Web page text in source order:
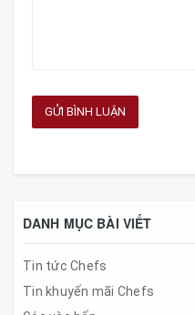
GỬI BÌNH LUẬN
DANH MỤC BÀI VIẾT
Tin tức Chefs
Tin khuyến mãi Chefs